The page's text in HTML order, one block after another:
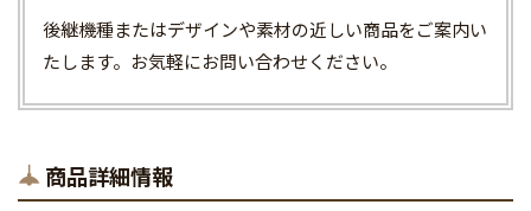
後継機種またはデザインや素材の近しい商品をご案内い
たします。お気軽にお問い合わせください。
商品詳細情報